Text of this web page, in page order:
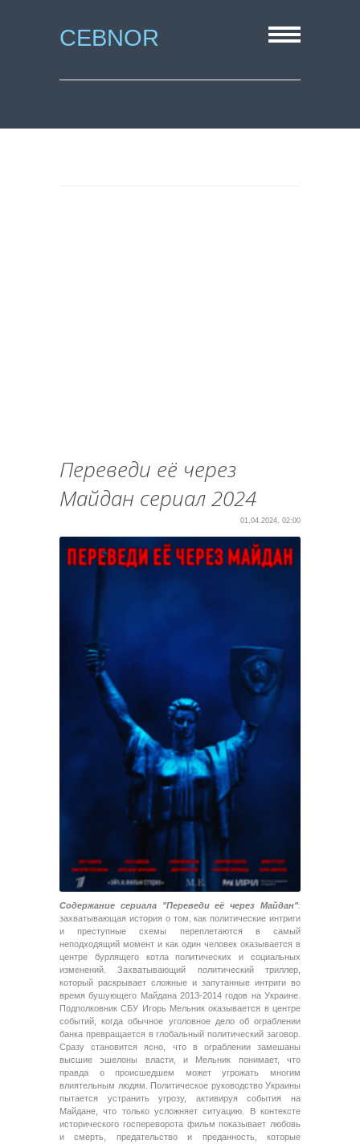
CEBNOR
Переведи её через
Майдан сериал 2024
01.04.2024, 02:00
Содержание сериала "Переведи её через Майдан":
захватывающая история о том, как политические интриги
и преступные схемы переплетаются в самый
неподходящий момент и как один человек оказывается в
центре бурлящего котла политических и социальных
изменений. Захватывающий политический триллер,
который раскрывает сложные и запутанные интриги во
время бушующего Майдана 2013-2014 годов на Украине.
Подполковник СБУ Игорь Мельник оказывается в центре
событий, когда обычное уголовное дело об ограблении
банка превращается в глобальный политический заговор.
Сразу становится ясно, что в ограблении замешаны
высшие эшелоны власти, и Мельник понимает, что
правда о происшедшем может угрожать многим
влиятельным людям. Политическое руководство Украины
пытается устранить угрозу, активируя события на
Майдане, что только усложняет ситуацию. В контексте
исторического госпереворота фильм показывает любовь
и смерть, предательство и преданность, которые